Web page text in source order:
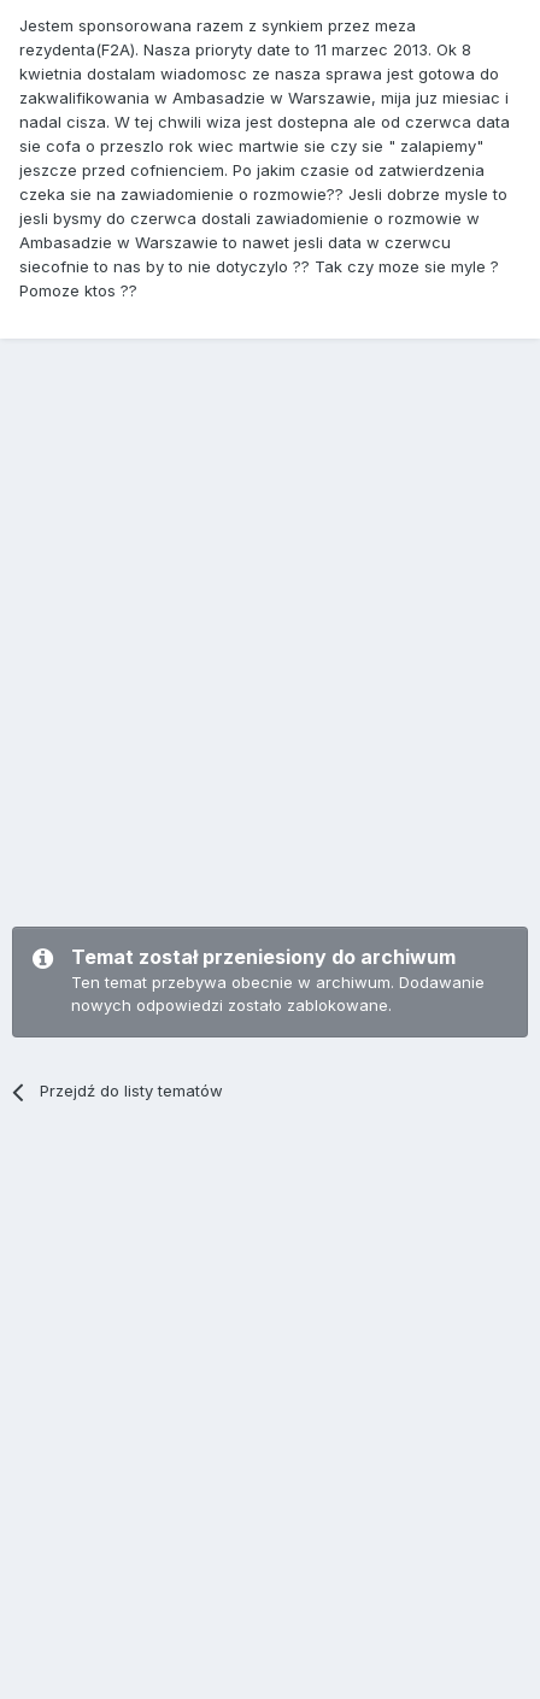
Jestem sponsorowana razem z synkiem przez meza
rezydenta(F2A). Nasza prioryty date to 11 marzec 2013. Ok 8
kwietnia dostalam wiadomosc ze nasza sprawa jest gotowa do
zakwalifikowania w Ambasadzie w Warszawie, mija juz miesiac i
nadal cisza. W tej chwili wiza jest dostepna ale od czerwca data
sie cofa o przeszlo rok wiec martwie sie czy sie " zalapiemy"
jeszcze przed cofnienciem. Po jakim czasie od zatwierdzenia
czeka sie na zawiadomienie o rozmowie?? Jesli dobrze mysle to
jesli bysmy do czerwca dostali zawiadomienie o rozmowie w
Ambasadzie w Warszawie to nawet jesli data w czerwcu
siecofnie to nas by to nie dotyczylo ?? Tak czy moze sie myle ?
Pomoze ktos ??
Temat został przeniesiony do archiwum
Ten temat przebywa obecnie w archiwum. Dodawanie
nowych odpowiedzi zostało zablokowane.
Przejdź do listy tematów